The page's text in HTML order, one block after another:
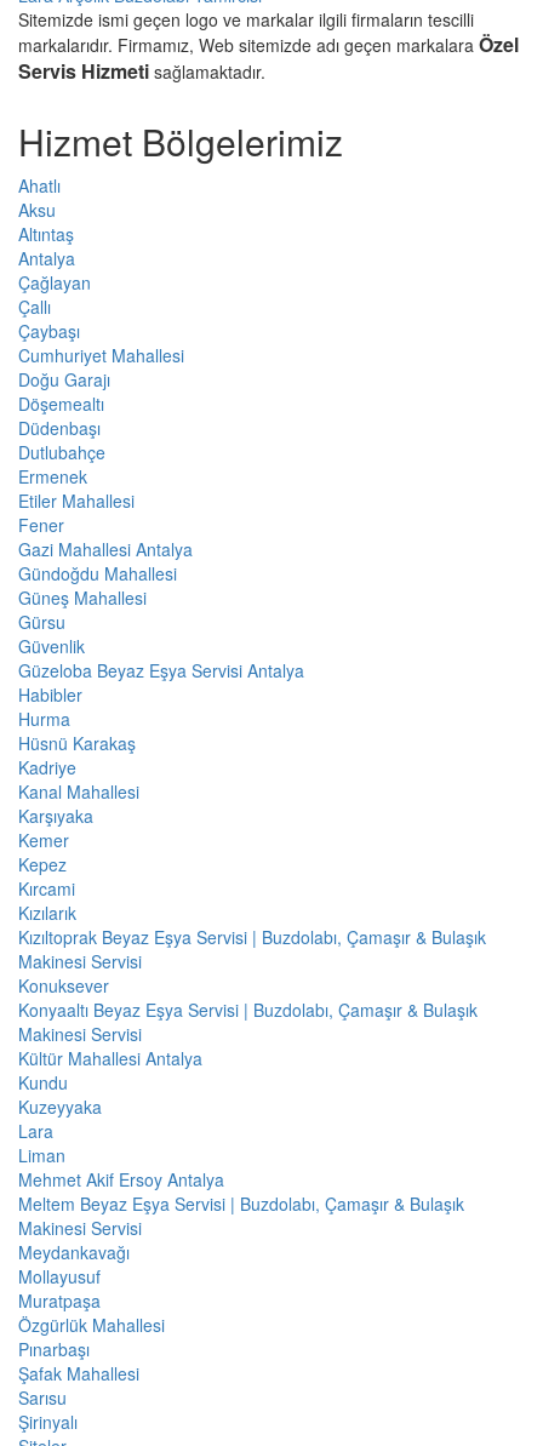
Sitemizde ismi geçen logo ve markalar ilgili firmaların tescilli
markalarıdır. Firmamız, Web sitemizde adı geçen markalara Özel
Servis Hizmeti sağlamaktadır.
Hizmet Bölgelerimiz
Ahatlı
Aksu
Altıntaş
Antalya
Çağlayan
Çallı
Çaybaşı
Cumhuriyet Mahallesi
Doğu Garajı
Döşemealtı
Düdenbaşı
Dutlubahçe
Ermenek
Etiler Mahallesi
Fener
Gazi Mahallesi Antalya
Gündoğdu Mahallesi
Güneş Mahallesi
Gürsu
Güvenlik
Güzeloba Beyaz Eşya Servisi Antalya
Habibler
Hurma
Hüsnü Karakaş
Kadriye
Kanal Mahallesi
Karşıyaka
Kemer
Kepez
Kırcami
Kızılarık
Kızıltoprak Beyaz Eşya Servisi | Buzdolabı, Çamaşır & Bulaşık
Makinesi Servisi
Konuksever
Konyaaltı Beyaz Eşya Servisi | Buzdolabı, Çamaşır & Bulaşık
Makinesi Servisi
Kültür Mahallesi Antalya
Kundu
Kuzeyyaka
Lara
Liman
Mehmet Akif Ersoy Antalya
Meltem Beyaz Eşya Servisi | Buzdolabı, Çamaşır & Bulaşık
Makinesi Servisi
Meydankavağı
Mollayusuf
Muratpaşa
Özgürlük Mahallesi
Pınarbaşı
Şafak Mahallesi
Sarısu
Şirinyalı